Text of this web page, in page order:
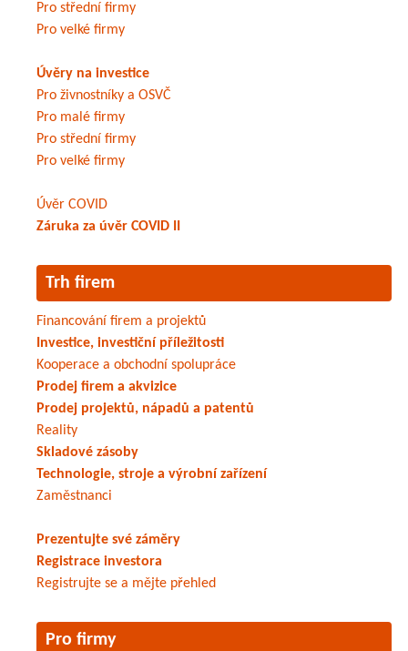
Pro střední firmy
Pro velké firmy
Úvěry na investice
Pro živnostníky a OSVČ
Pro malé firmy
Pro střední firmy
Pro velké firmy
Úvěr COVID
Záruka za úvěr COVID II
Trh firem
Financování firem a projektů
Investice, investiční příležitosti
Kooperace a obchodní spolupráce
Prodej firem a akvizice
Prodej projektů, nápadů a patentů
Reality
Skladové zásoby
Technologie, stroje a výrobní zařízení
Zaměstnanci
Prezentujte své záměry
Registrace investora
Registrujte se a mějte přehled
Pro firmy